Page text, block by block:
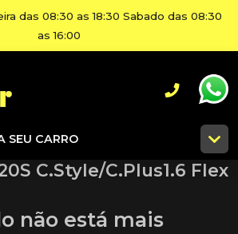
das 08:30 as 18:30 Sabado das 08:30
as 16:00
SEU CARRO
C.Style/C.Plus1.6 Flex
não está mais